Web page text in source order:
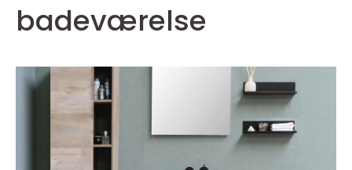
badeværelse